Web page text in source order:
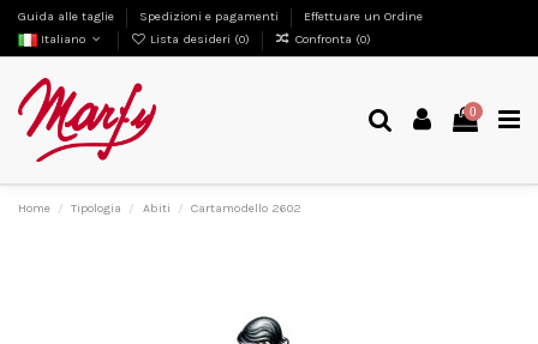
Guida alle taglie Spedizioni e pagamenti
Effettuare un Ordine
Italiano
Lista desideri (0) Confronta (0)
0
Home Tipologia Abiti Cartamodello 2602